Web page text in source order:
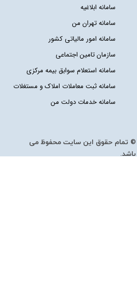
سامانه ابلاغیه
سامانه تهران من
سامانه امور مالیاتی کشور
سازمان تامین اجتماعی
سامانه استعلام سوابق بیمه مرکزی
سامانه ثبت معاملات املاک و مستغلات
سامانه خدمات دولت من
© تمام حقوق این سایت محفوظ می
باشد.